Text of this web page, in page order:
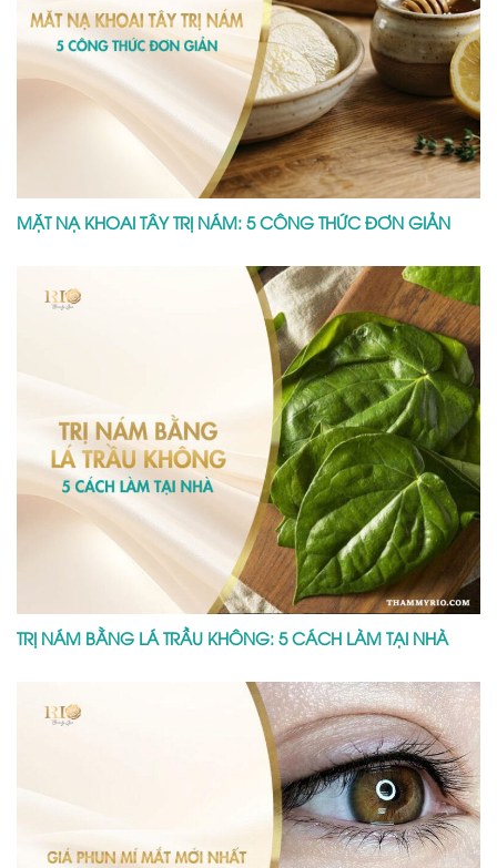
MẶT NẠ KHOAI TÂY TRỊ NÁM: 5 CÔNG THỨC ĐƠN GIẢN
TRỊ NÁM BẰNG LÁ TRẦU KHÔNG: 5 CÁCH LÀM TẠI NHÀ